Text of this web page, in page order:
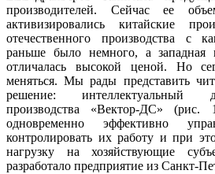
производителей. Сейчас ее
активизировались китайские
отечественного производства с
раньше бы­ло немного, а западная
отличалась высокой ценой. Но
меняться. Мы ра­ды представить
решение: интеллектуальный
производства «Вектор-ДС» (рис.
одновременно эффективно
контролировать их работу и при
нагрузку на хозяйствующие
разработало предприятие из Санкт-